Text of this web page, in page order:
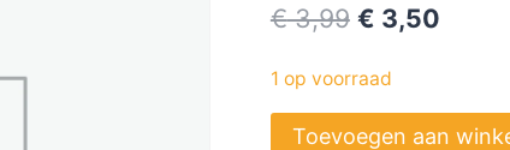
€3,99 € 3,50
1 op voorraad
Toevoegen aan